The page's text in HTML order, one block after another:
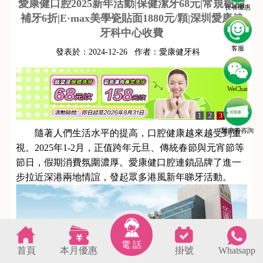
長者優惠
客服
WeChat
醫療劵咨詢
愛康健口腔2025新年活動|保健潔牙68元|常規樹脂
補牙6折|E·max美學瓷貼面1880元/顆|深圳愛康健
牙科中心收費
發表於： 2024-12-26 作者： 愛康健牙科
1 2 3 4 5
隨著人們生活水平的提高，口腔健康越來越受到重
視。2025年1-2月，正值跨年元旦、傳統春節與元宵節等
節日，假期消費氛圍濃厚。愛康健口腔連鎖品牌了進一
步拉近深港兩地情誼，發起眾多港風新年睇牙活動。
首頁 本月優惠
電 話
掛號 Whatsapp